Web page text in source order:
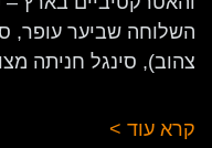
השלוחה שביער עופר,
צהוב), סינגל חניתה
קרא עוד >